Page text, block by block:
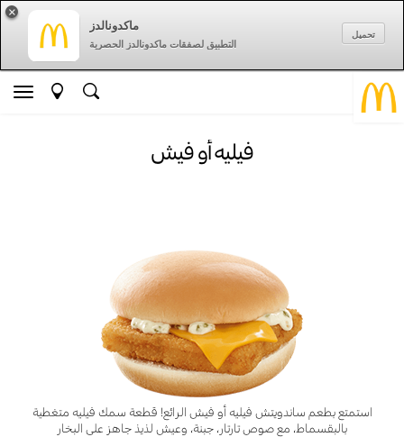
ماكدونالدز
التطبيق لصفقات ماكدونالدز الحصرية
تحميل
×
فيليه أو فيش
استمتع بطعم ساندويتش فيليه أو فيش الرائع! قطعة سمك فيليه متغطية
بالبقسماط، مع صوص تارتار، جبنة، وعيش لذيذ جاهز على البخار